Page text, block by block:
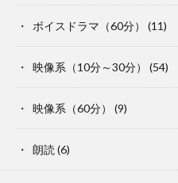
ボイスドラマ（60分） (11)
映像系（10分～30分） (54)
映像系（60分） (9)
朗読 (6)